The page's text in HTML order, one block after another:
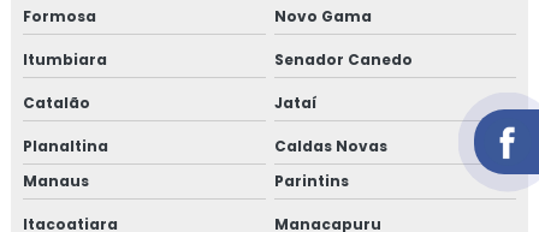
Formosa Novo Gama
Itumbiara Senador Canedo
Catalão Jataí
Planaltina
Caldas Novas
Manaus
Parintins
Itacoatiara Manacapuru